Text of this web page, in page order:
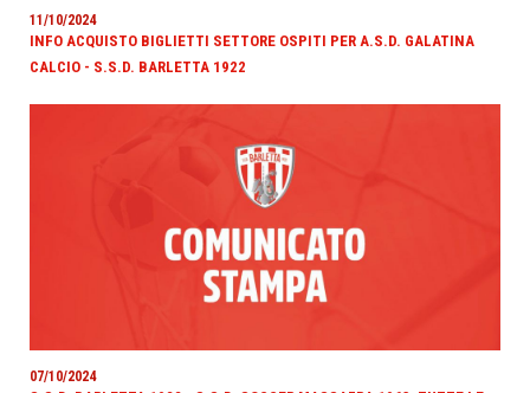
11/10/2024
INFO ACQUISTO BIGLIETTI SETTORE OSPITI PER A.S.D. GALATINA
CALCIO - S.S.D. BARLETTA 1922
07/10/2024